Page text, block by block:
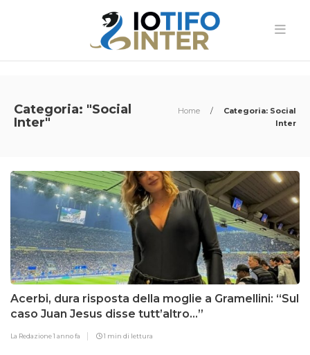
Categoria: "Social
Inter"
Home /
Categoria: Social
Inter
Acerbi, dura risposta della moglie a Gramellini: “Sul
caso Juan Jesus disse tutt’altro…”
La Redazione1 anno fa 1 min di lettura